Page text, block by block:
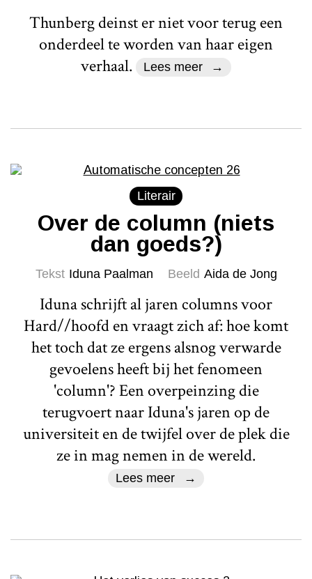
Thunberg deinst er niet voor terug een
onderdeel te worden van haar eigen
verhaal.
Lees meer
Literair
Over de column (niets
dan goeds?)
Tekst Iduna Paalman Beeld Aida de Jong
Iduna schrijft al jaren columns voor
Hard//hoofd en vraagt zich af: hoe komt
het toch dat ze ergens alsnog verwarde
gevoelens heeft bij het fenomeen
'column'? Een overpeinzing die
terugvoert naar Iduna's jaren op de
universiteit en de twijfel over de plek die
ze in mag nemen in de wereld.
Lees meer